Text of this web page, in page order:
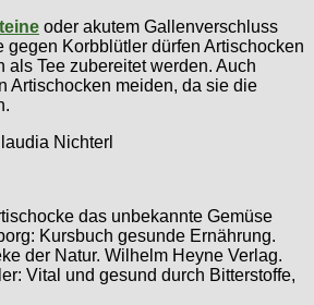
oder akutem Gallenverschluss
gegen Korbblütler dürfen Artischocken
als Tee zubereitet werden. Auch
Artischocken meiden, da sie die
Nichterl
das unbekannte Gemüse
Kursbuch gesunde Ernährung.
der Natur. Wilhelm Heyne Verlag.
Vital und gesund durch Bitterstoffe,